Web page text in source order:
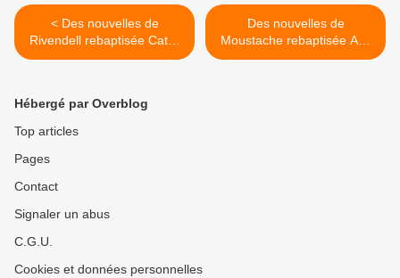
< Des nouvelles de
Rivendell rebaptisée Catra
adoptée en juin 2020 !
Des nouvelles de
Moustache rebaptisée Aya
adoptée en août 2020 ! >
Hébergé par Overblog
Top articles
Pages
Contact
Signaler un abus
C.G.U.
Cookies et données personnelles